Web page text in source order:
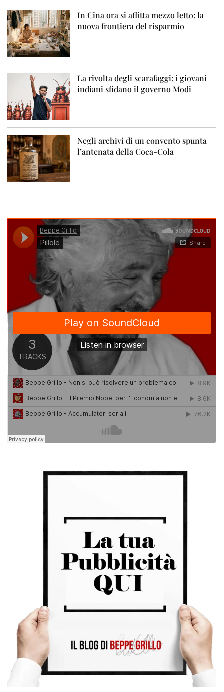
In Cina ora si affitta mezzo letto: la
nuova frontiera del risparmio
La rivolta degli scarafaggi: i giovani
indiani sfidano il governo Modi
Negli archivi di un convento spunta
l’antenata della Coca-Cola